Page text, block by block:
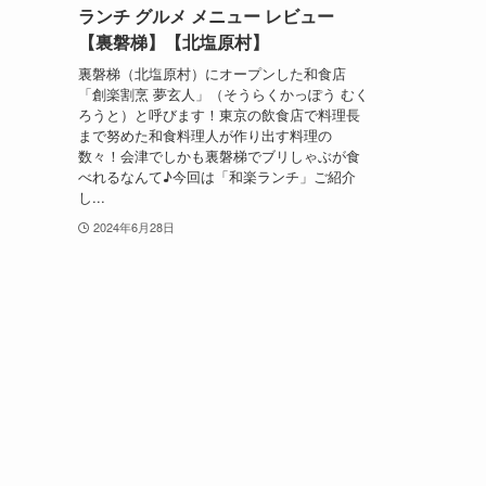
ランチ グルメ メニュー レビュー
【裏磐梯】【北塩原村】
裏磐梯（北塩原村）にオープンした和食店
「創楽割烹 夢玄人」（そうらくかっぽう むく
ろうと）と呼びます！東京の飲食店で料理長
まで努めた和食料理人が作り出す料理の
数々！会津でしかも裏磐梯でブリしゃぶが食
べれるなんて♪今回は「和楽ランチ」ご紹介
し...
2024年6月28日